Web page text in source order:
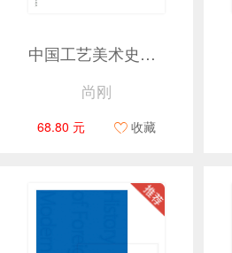
中国工艺美术史新编 第二版
尚刚
68.80 元 收藏